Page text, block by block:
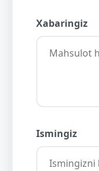
Xabaringiz
Ismingiz